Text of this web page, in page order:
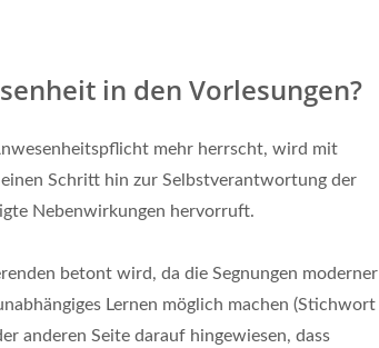
in den Vorlesungen?
mehr herrscht, wird mit
Schritt hin zur Selbstverantwortung der
Nebenwirkungen hervorruft.
betont wird, da die Segnungen moderner
Lernen möglich machen (Stichwort
anderen Seite darauf hingewiesen, dass